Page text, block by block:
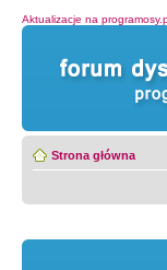
Aktualizacje na
Strona główna